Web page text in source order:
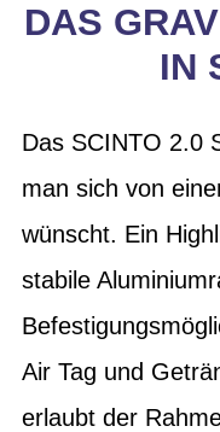
DAS
IN
Das SCINTO 2.0
man sich von
wünscht. Ein
stabile
Air Tag und
erlaubt der